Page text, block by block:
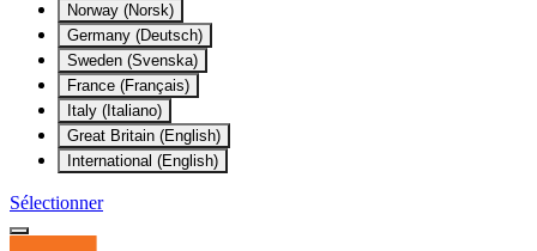
Norway (Norsk)
Germany (Deutsch)
Sweden (Svenska)
France (Français)
Italy (Italiano)
Great Britain (English)
International (English)
Sélectionner